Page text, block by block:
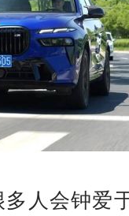
人会钟爱